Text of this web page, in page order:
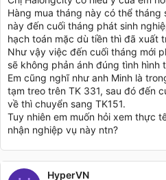
Hàng mua tháng này có thể tháng
này đến cuối tháng phát sinh
hạch toán mặc dù tiền thì đã xuất
Như vậy việc đến cuối tháng mới
sẽ không phản ánh đúng tình hình
Em cũng nghĩ như anh Minh là
tạm treo trên TK 331, sau đó đến
về thì chuyển sang TK151.
Tuy nhiên em muốn hỏi xem thực
nhận nghiệp vụ này ntn?
HyperVN